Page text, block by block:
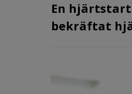
En
bekräftat